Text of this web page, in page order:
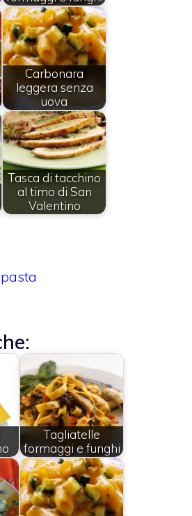
Carbonara
leggera senza
uova
Tasca di tacchino
al timo di San
Valentino
Tagliatelle
formaggi e funghi